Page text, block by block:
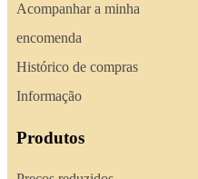
Acompanhar a minha
encomenda
Histórico de compras
Informação
Produtos